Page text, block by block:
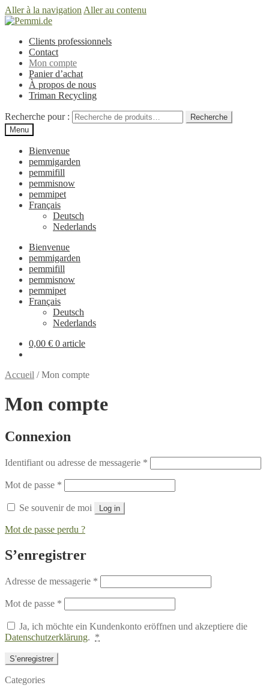
Aller à la navigation Aller au contenu
Clients professionnels
Contact
Mon compte
Panier d’achat
À propos de nous
Triman Recycling
Recherche pour :
Recherche
Menu
Bienvenue
pemmigarden
pemmifill
pemmisnow
pemmipet
Français
Deutsch
Nederlands
Bienvenue
pemmigarden
pemmifill
pemmisnow
pemmipet
Français
Deutsch
Nederlands
0,00 € 0 article
Accueil /Mon compte
Mon compte
Connexion
Identifiant ou adresse de messagerie *
Mot de passe *
Se souvenir de moi Log in
Mot de passe perdu ?
S’enregistrer
Adresse de messagerie *
Mot de passe *
Ja, ich möchte ein Kundenkonto eröffnen und akzeptiere die
Datenschutzerklärung. *
S’enregistrer
Categories